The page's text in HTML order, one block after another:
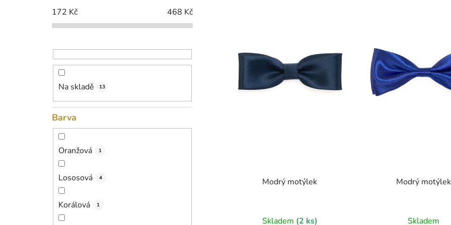
172 Kč 468 Kč
Na skladě 13
Barva
Oranžová 1
Lososová 4
Korálová 1
Modrý motýlek
Skladem (2 ks)
Modrý motýlek
Skladem